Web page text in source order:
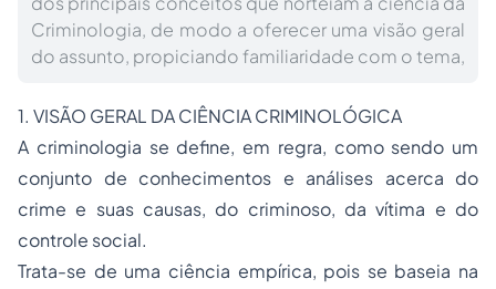
Criminologia, de modo a oferecer uma visão geral
do assunto, propiciando familiaridade com o tema,
1. VISÃO GERAL DA CIÊNCIA CRIMINOLÓGICA
A criminologia se define, em regra, como sendo um
conjunto de conhecimentos e análises acerca do
crime e suas causas, do criminoso, da vítima e do
controle social.
Trata-se de uma ciência empírica, pois se baseia na